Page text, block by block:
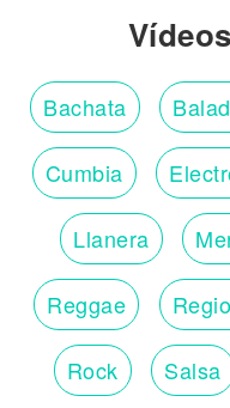
Bachata
Cumbia
Llanera
Reggae
Rock Salsa